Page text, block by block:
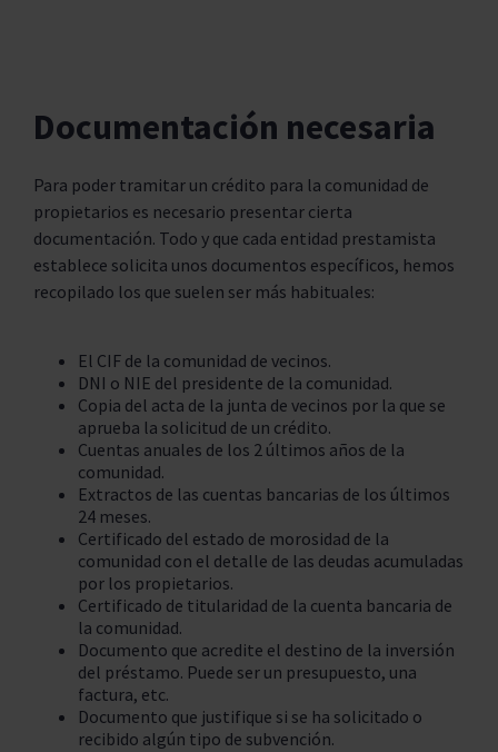
Documentación necesaria
Para poder tramitar un crédito para la comunidad de
propietarios es necesario presentar cierta
documentación. Todo y que cada entidad prestamista
establece solicita unos documentos específicos, hemos
recopilado los que suelen ser más habituales:
El CIF de la comunidad de vecinos.
DNI o NIE del presidente de la comunidad.
Copia del acta de la junta de vecinos por la que se
aprueba la solicitud de un crédito.
Cuentas anuales de los 2 últimos años de la
comunidad.
Extractos de las cuentas bancarias de los últimos
24 meses.
Certificado del estado de morosidad de la
comunidad con el detalle de las deudas acumuladas
por los propietarios.
Certificado de titularidad de la cuenta bancaria de
la comunidad.
Documento que acredite el destino de la inversión
del préstamo. Puede ser un presupuesto, una
factura, etc.
Documento que justifique si se ha solicitado o
recibido algún tipo de subvención.